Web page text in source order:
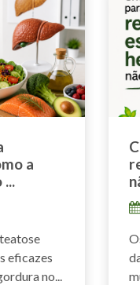
a
eficazes
no...